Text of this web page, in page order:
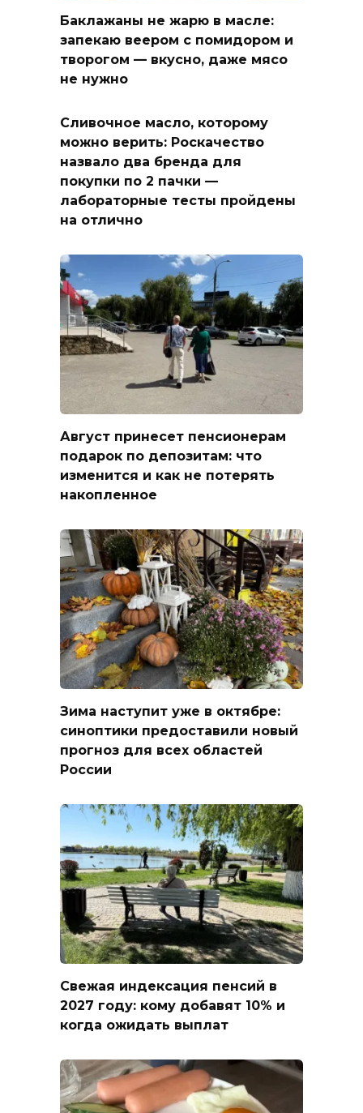
Баклажаны не жарю в масле:
запекаю веером с помидором и
творогом — вкусно, даже мясо
не нужно
Сливочное масло, которому
можно верить: Роскачество
назвало два бренда для
покупки по 2 пачки —
лабораторные тесты пройдены
на отлично
Август принесет пенсионерам
подарок по депозитам: что
изменится и как не потерять
накопленное
Зима наступит уже в октябре:
синоптики предоставили новый
прогноз для всех областей
России
Свежая индексация пенсий в
2027 году: кому добавят 10% и
когда ожидать выплат